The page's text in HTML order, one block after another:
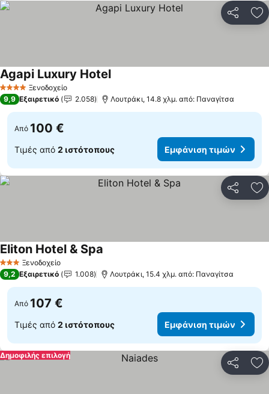
4 ΑστέριαΞενοδοχείο
Agapi Luxury Hotel
9,9 Εξαιρετικό 2.058 Λουτράκι, 14.8 χλμ. από: Παναγίτσα
Από 100 €
Τιμές από 2 ιστότοπους Εμφάνιση τιμών
3 ΑστέριαΞενοδοχείο
Eliton Hotel & Spa
9,2 Εξαιρετικό 1.008 Λουτράκι, 15.4 χλμ. από: Παναγίτσα
Από 107 €
Τιμές από 2 ιστότοπους Εμφάνιση τιμών
Δημοφιλής επιλογή